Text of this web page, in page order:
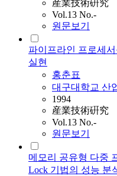
産業技術硏究
Vol.13 No.-
원문보기
파이프라인 프로세
실현
홍춘표
대구대학교 산
1994
産業技術硏究
Vol.13 No.-
원문보기
메모리 공유형 다중
Lock 기법의 성능 분